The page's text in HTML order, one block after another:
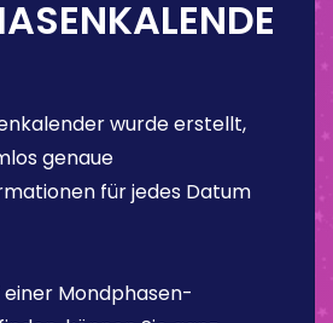
wurde erstellt,
genaue
für jedes Datum
einer Mondphasen-